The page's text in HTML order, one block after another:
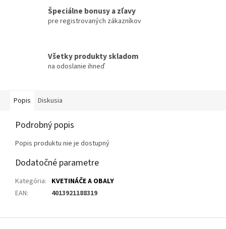
Špeciálne bonusy a zľavy
pre registrovaných zákazníkov
Všetky produkty skladom
na odoslanie ihneď
Popis Diskusia
Podrobný popis
Popis produktu nie je dostupný
Dodatočné parametre
Kategória: KVETINÁČE A OBALY
EAN: 4013921188319
Z